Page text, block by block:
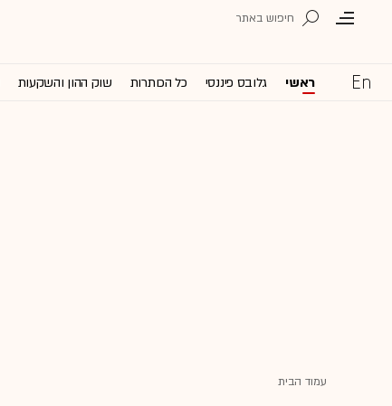
ראשי גלובס פיננסי כל הכותרות שוק ההון והשקעות
עמוד הבית